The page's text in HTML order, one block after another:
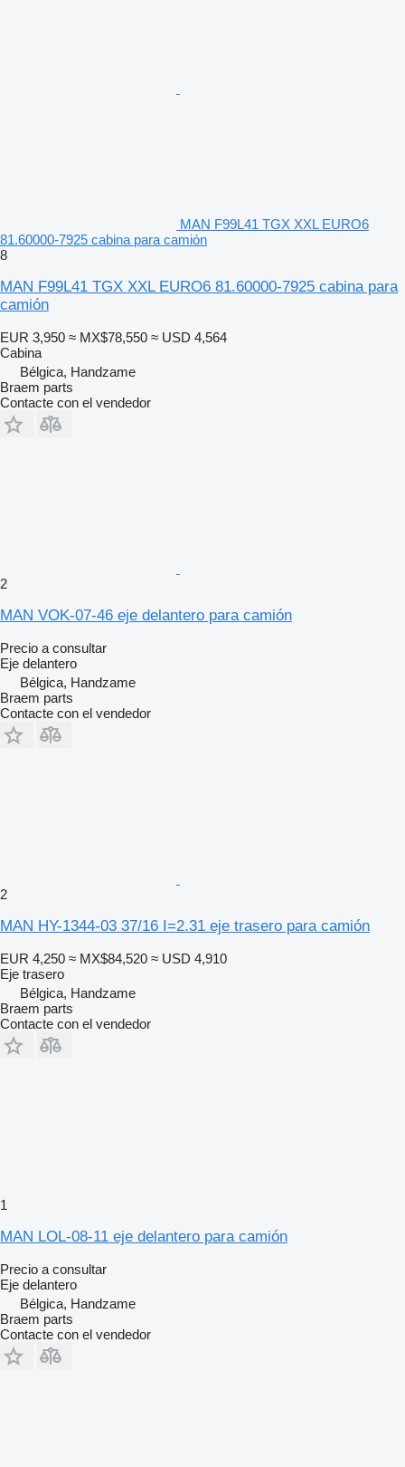
MAN F99L41 TGX XXL EURO6
81.60000-7925 cabina para camión
8
MAN F99L41 TGX XXL EURO6 81.60000-7925 cabina para
camión
EUR 3,950 ≈ MX$78,550 ≈ USD 4,564
Cabina
Bélgica, Handzame
Braem parts
Contacte con el vendedor
2
MAN VOK-07-46 eje delantero para camión
Precio a consultar
Eje delantero
Bélgica, Handzame
Braem parts
Contacte con el vendedor
2
MAN HY-1344-03 37/16 I=2.31 eje trasero para camión
EUR 4,250 ≈ MX$84,520 ≈ USD 4,910
Eje trasero
Bélgica, Handzame
Braem parts
Contacte con el vendedor
1
MAN LOL-08-11 eje delantero para camión
Precio a consultar
Eje delantero
Bélgica, Handzame
Braem parts
Contacte con el vendedor